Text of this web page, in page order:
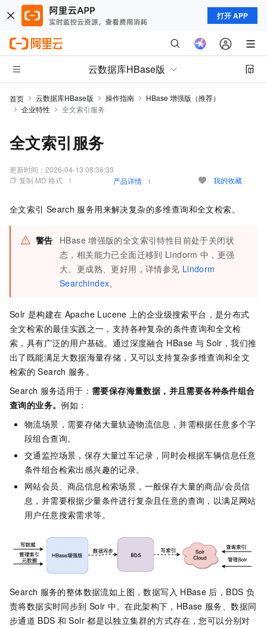
打开 APP
云数据库HBase版
首页 云数据库HBase版 操作指南
HBase 增强版（推荐）
企业特性
全文索引服务
全文索引服务
更新时间： 2026-04-13 08:36:33
复制 MD 格式
产品详情 我的收藏
全文索引 Search 服务用来解决复杂的多维查询和全文检索。
警告 HBase 增强版的全文索引特性目前处于关闭状
态，相关能力已全面迁移到 Lindorm 中，更强
大、更成熟、更好用 ，详情参见 Lindorm
Searchindex。
Solr 是构建在 Apache Lucene 上的企业级搜索平台，是分布式
全文检索的最佳实践之一，支持各种复杂的条件查询和全文检
索，具有广泛的用户基础。通过深度融合 HBase 与 Solr，我们推
出了既能满足大数据海量存储，又可以支持复杂多维查询和全文
检索的 Search 服务。
Search 服务适用于： 需要保存海量数据，并且需要各种条件组合
查询的业务。例如：
物流场景，需要存储大量轨迹物流信息，并需根据任意多个字
段组合查询。
交通监控场景，保存大量过车记录，同时会根据车辆信息任意
条件组合检索出感兴趣的记录。
网站会员、商品信息检索场景，一般保存大量的商品/会员信
息，并需要根据少量条件进行复杂且任意的查询，以满足网站
用户任意搜索需求等。
Search 服务的整体数据流如上图，数据写入 HBase 后，BDS 负
责将数据实时同步到 Solr 中。在此架构下，HBase 服务、数据同
步通道 BDS 和 Solr 都是以独立集群的方式存在，您可以分别对